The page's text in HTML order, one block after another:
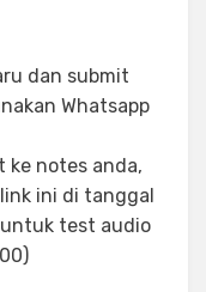
dan submit
Whatsapp
ke notes anda,
ini di tanggal
test audio